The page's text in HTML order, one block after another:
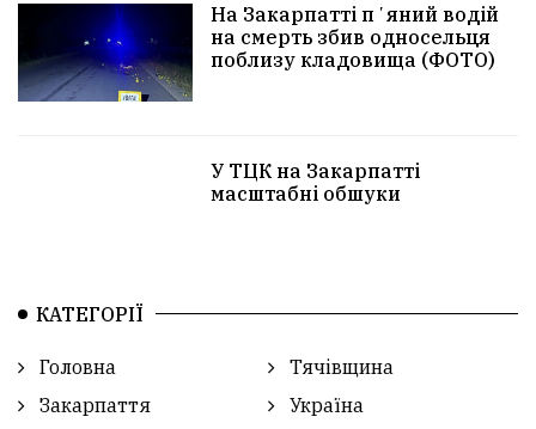
На Закарпатті пʼяний водій
на смерть збив односельця
поблизу кладовища (ФОТО)
У ТЦК на Закарпатті
масштабні обшуки
КАТЕГОРІЇ
Головна
Тячівщина
Закарпаття
Україна